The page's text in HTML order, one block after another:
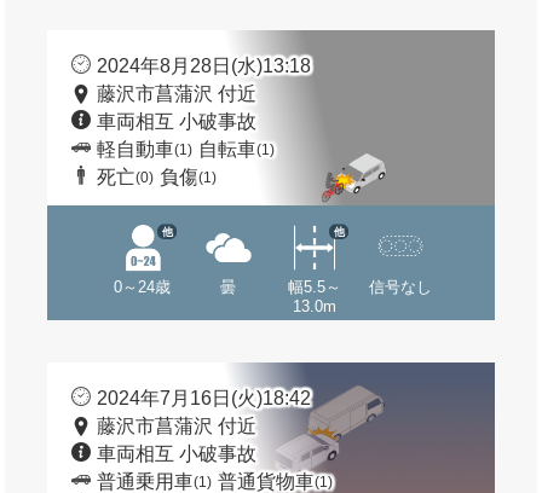
2024年8月28日(水)13:18
藤沢市菖蒲沢 付近
車両相互 小破事故
軽自動車(1) 自転車(1)
死亡(0) 負傷(1)
0～24歳
他
曇
幅5.5～
13.0m
他
信号なし
2024年7月16日(火)18:42
藤沢市菖蒲沢 付近
車両相互 小破事故
普通乗用車(1) 普通貨物車(1)